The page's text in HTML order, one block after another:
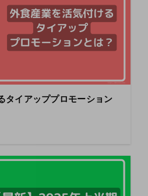
タイアッププロモーション